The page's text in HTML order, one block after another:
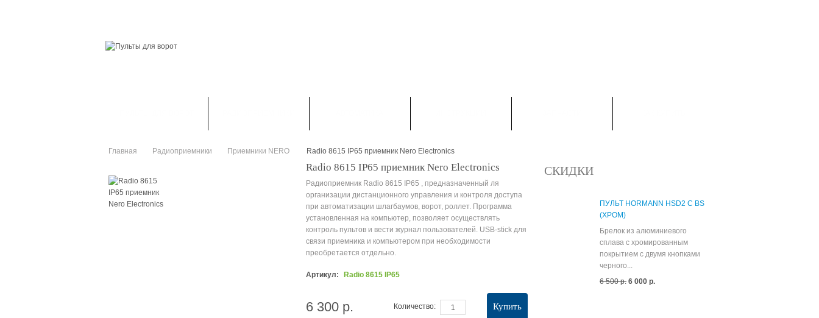
Главная
Радиоприемники
Приемники NERO
Radio 8615 IP65 приемник Nero Electronics
Radio 8615 IP65 приемник Nero Electronics
Радиоприемник Radio 8615 IP65 , предназначенный ля
организации дистанционного управления и контроля доступа
при автоматизации шлагбаумов, ворот, роллет. Программа
установленная на компьютер, позволяет осуществлять
контроль пультов и вести журнал пользователей. USB-stick для
связи приемника и компьютером при необходимости
преобретается отдельно.
Артикул: Radio 8615 IP65
6 300 р. Купить
Количество:
СКИДКИ
ПУЛЬТ HORMANN HSD2 C BS
(ХРОМ)
Брелок из алюминиевого
сплава с хромированным
покрытием с двумя кнопками
черного...
6 500 р. 6 000 р.